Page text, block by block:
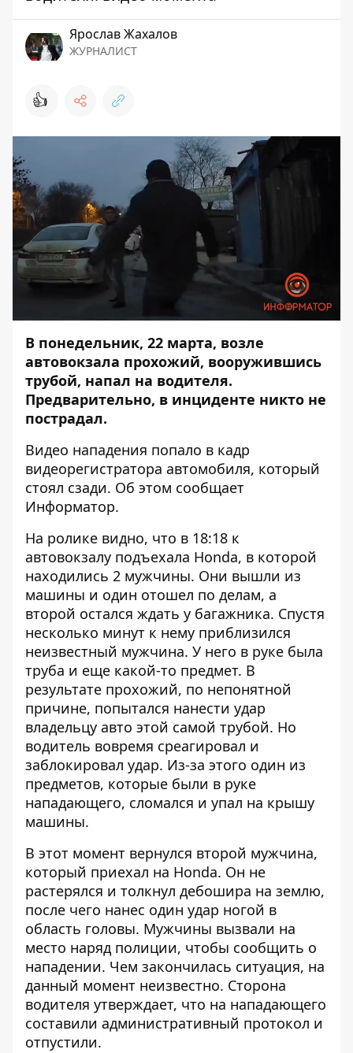
Ярослав Жахалов
ЖУРНАЛИСТ
👍
В понедельник, 22 марта, возле
автовокзала прохожий, вооружившись
трубой, напал на водителя.
Предварительно, в инциденте никто не
пострадал.
Видео нападения попало в кадр
видеорегистратора автомобиля, который
стоял сзади. Об этом сообщает
Информатор.
На ролике видно, что в 18:18 к
автовокзалу подъехала Honda, в которой
находились 2 мужчины. Они вышли из
машины и один отошел по делам, а
второй остался ждать у багажника. Спустя
несколько минут к нему приблизился
неизвестный мужчина. У него в руке была
труба и еще какой-то предмет. В
результате прохожий, по непонятной
причине, попытался нанести удар
владельцу авто этой самой трубой. Но
водитель вовремя среагировал и
заблокировал удар. Из-за этого один из
предметов, которые были в руке
нападающего, сломался и упал на крышу
машины.
В этот момент вернулся второй мужчина,
который приехал на Honda. Он не
растерялся и толкнул дебошира на землю,
после чего нанес один удар ногой в
область головы. Мужчины вызвали на
место наряд полиции, чтобы сообщить о
нападении. Чем закончилась ситуация, на
данный момент неизвестно. Сторона
водителя утверждает, что на нападающего
составили административный протокол и
отпустили.